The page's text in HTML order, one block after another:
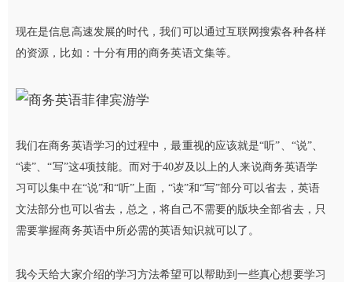
现在是信息高速发展的时代，我们可以通过互联网搜索各种各样
的资源，比如：十分有用的商务英语文集等。
我们在商务英语学习的过程中，最重视的应该就是“听”、“说”、
“读”、“写”这4项技能。而对于40岁及以上的人来说商务英语学
习可以集中在“说”和“听”上面，“读”和“写”部分可以省去，英语
文法部分也可以省去，总之，将自己不需要的版块全部省去，只
需要掌握商务英语中所必需的英语知识就可以了。
我今天给大家介绍的学习方法希望可以帮助到一些真心想要学习